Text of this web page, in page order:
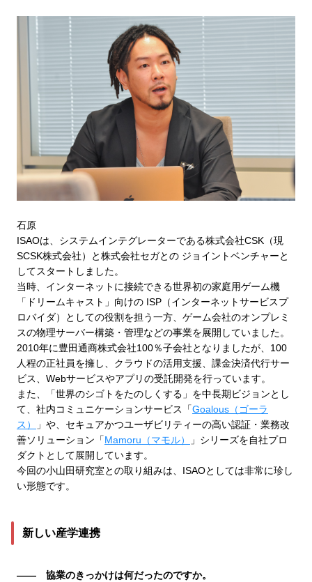
石原
ISAOは、システムインテグレーターである株式会社CSK（現
SCSK株式会社）と株式会社セガとの ジョイントベンチャーと
してスタートしました。
当時、インターネットに接続できる世界初の家庭用ゲーム機
「ドリームキャスト」向けの ISP（インターネットサービスプ
ロバイダ）としての役割を担う一方、ゲーム会社のオンプレミ
スの物理サーバー構築・管理などの事業を展開していました。
2010年に豊田通商株式会社100％子会社となりましたが、100
人程の正社員を擁し、クラウドの活用支援、課金決済代行サー
ビス、Webサービスやアプリの受託開発を行っています。
また、「世界のシゴトをたのしくする」を中長期ビジョンとし
て、社内コミュニケーションサービス「Goalous（ゴーラ
ス）
」や、セキュアかつユーザビリティーの高い認証・業務改
善ソリューション「Mamoru（マモル）
」シリーズを自社プロ
ダクトとして展開しています。
今回の小山田研究室との取り組みは、ISAOとしては非常に珍し
い形態です。
新しい産学連携
―― 協業のきっかけは何だったのですか。